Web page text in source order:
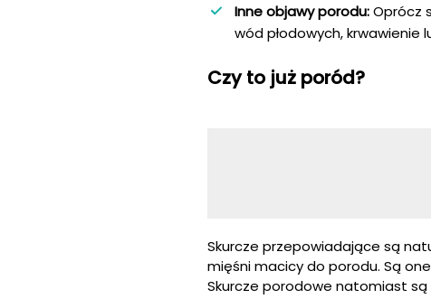
Inne objawy porodu:Oprócz
wód płodowych,
Czy to już poród?
Skurcze przepowiadające są
mięśni macicy do porodu. Są
Skurcze porodowe natomiast